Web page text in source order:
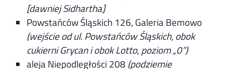
[dawniej Sidhartha]
Powstańców Śląskich 126, Galeria Bemowo
(wejście od ul. Powstańców Śląskich, obok
cukierni Grycan i obok Lotto, poziom „0”)
aleja Niepodległości 208 (podziemie